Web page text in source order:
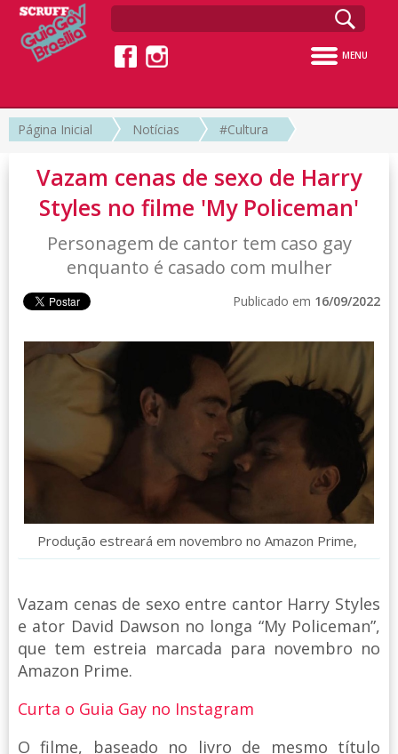
MENU
Página Inicial Notícias #Cultura
Vazam cenas de sexo de Harry
Styles no filme 'My Policeman'
Personagem de cantor tem caso gay
enquanto é casado com mulher
Publicado em 16/09/2022
Produção estreará em novembro no Amazon Prime,
Vazam cenas de sexo entre cantor Harry Styles
e ator David Dawson no longa “My Policeman”,
que tem estreia marcada para novembro no
Amazon Prime.
Curta o Guia Gay no Instagram
O filme, baseado no livro de mesmo título